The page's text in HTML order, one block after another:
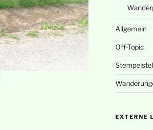
Allgemein
Off-Topic
EXTERNE